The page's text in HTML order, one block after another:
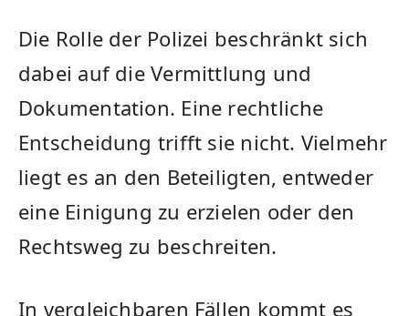
Die Rolle der Polizei beschränkt sich
dabei auf die Vermittlung und
Dokumentation. Eine rechtliche
Entscheidung trifft sie nicht. Vielmehr
liegt es an den Beteiligten, entweder
eine Einigung zu erzielen oder den
Rechtsweg zu beschreiten.
In vergleichbaren Fällen kommt es